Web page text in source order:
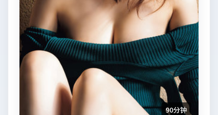
90分钟